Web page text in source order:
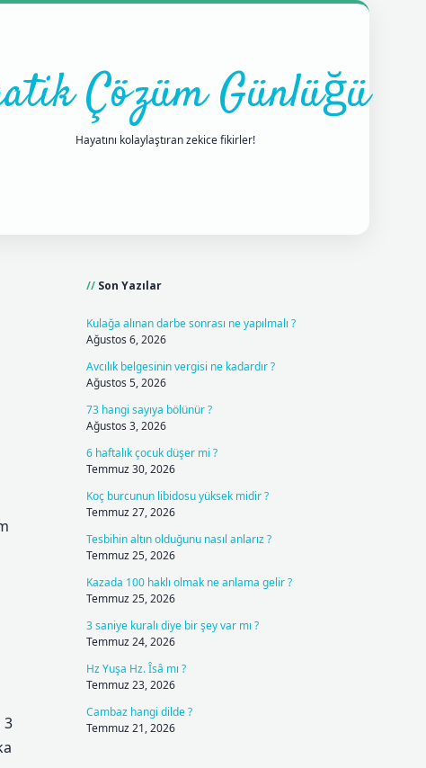
Çözüm Günlüğü
Hayatını kolaylaştıran zekice fikirler!
3
Son Yazılar
Kulağa alınan darbe sonrası ne yapılmalı ?
Ağustos 6, 2026
Avcılık belgesinin vergisi ne kadardır ?
Ağustos 5, 2026
73 hangi sayıya bölünür ?
Ağustos 3, 2026
6 haftalık çocuk düşer mi ?
Temmuz 30, 2026
Koç burcunun libidosu yüksek midir ?
Temmuz 27, 2026
Tesbihin altın olduğunu nasıl anlarız ?
Temmuz 25, 2026
Kazada 100 haklı olmak ne anlama gelir ?
Temmuz 25, 2026
3 saniye kuralı diye bir şey var mı ?
Temmuz 24, 2026
Hz Yuşa Hz. Îsâ mı ?
Temmuz 23, 2026
Cambaz hangi dilde ?
Temmuz 21, 2026